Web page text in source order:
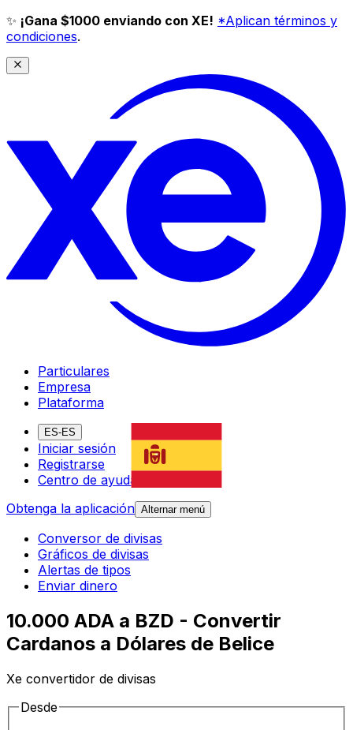
✨ ¡Gana $1000 enviando con XE! *Aplican términos y
condiciones.
Particulares
Empresa
Plataforma
ES-ES
Iniciar sesión
Registrarse
Centro de ayuda
Obtenga la aplicación Alternar menú
Conversor de divisas
Gráficos de divisas
Alertas de tipos
Enviar dinero
10.000 ADA a BZD - Convertir
Cardanos a Dólares de Belice
Xe convertidor de divisas
Desde